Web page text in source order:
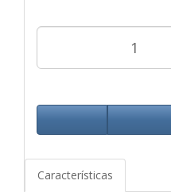
Características